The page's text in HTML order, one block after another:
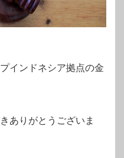
インドネシア拠点の金
ありがとうございま